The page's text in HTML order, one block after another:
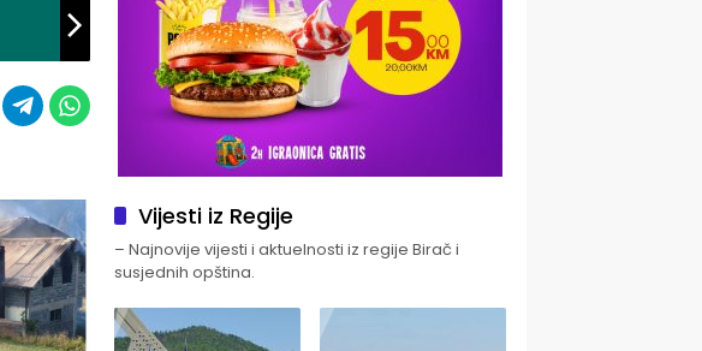
Vijesti iz Regije
– Najnovije vijesti i aktuelnosti iz regije Birač i
susjednih opština.